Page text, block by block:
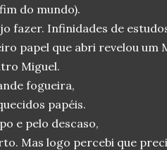
do mundo).
fazer. Infinidades de
papel que abri revelou um
Miguel.
fogueira,
papéis.
e pelo descaso,
Mas logo percebi que